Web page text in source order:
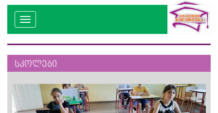
სკოლები